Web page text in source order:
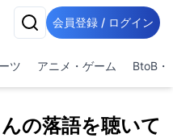
会員登録 / ログイン
ツ アニメ・ゲーム BtoB・
の落語を聴いて